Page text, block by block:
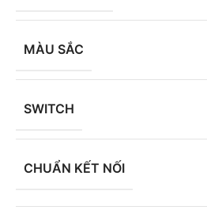
MÀU SẮC
SWITCH
CHUẨN KẾT NỐI